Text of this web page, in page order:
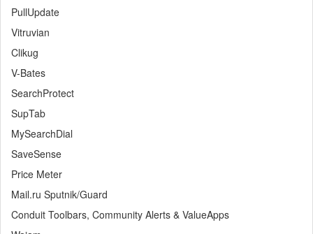
PullUpdate
Vitruvian
Clikug
V-Bates
SearchProtect
SupTab
MySearchDial
SaveSense
Price Meter
Mail.ru Sputnik/Guard
Conduit Toolbars, Community Alerts & ValueApps